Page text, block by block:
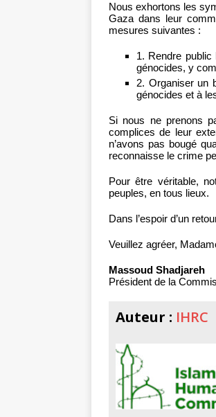
Nous exhortons les
Gaza dans leur
mesures suivantes :
1. Rendre
génocides, y
2. Organiser un
génocides et à
Si nous ne prenons
complices de leur
n’avons pas bougé
reconnaisse le crime
Pour être véritable,
peuples, en tous lieux.
Dans l’espoir d’un
Veuillez agréer,
Massoud Shadjareh
Président de la
Auteur : IHRC